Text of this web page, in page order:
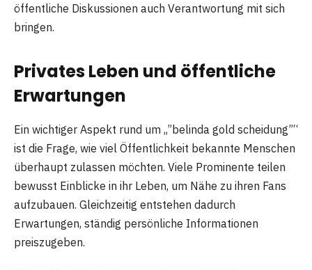
öffentliche Diskussionen auch Verantwortung mit sich
bringen.
Privates Leben und öffentliche
Erwartungen
Ein wichtiger Aspekt rund um „”belinda gold scheidung”“
ist die Frage, wie viel Öffentlichkeit bekannte Menschen
überhaupt zulassen möchten. Viele Prominente teilen
bewusst Einblicke in ihr Leben, um Nähe zu ihren Fans
aufzubauen. Gleichzeitig entstehen dadurch
Erwartungen, ständig persönliche Informationen
preiszugeben.